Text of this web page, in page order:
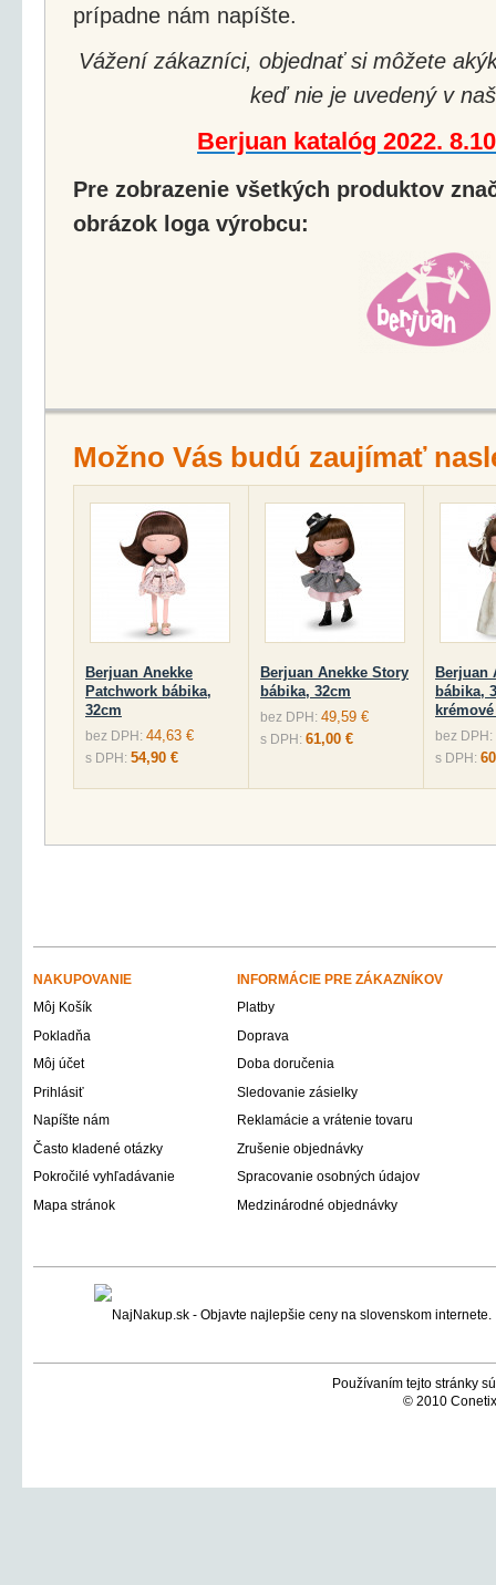
prípadne nám napíšte.
Vážení zákazníci, objednať si môžete
keď nie je uvedený v
Berjuan katalóg 2022.
Pre zobrazenie všetkých produktov
obrázok loga výrobcu:
Možno Vás budú zaujímať
Berjuan Anekke
Patchwork bábika,
32cm
bez DPH: 44,63 €
s DPH: 54,90 €
Berjuan Anekke Story
bábika, 32cm
bez DPH: 49,59 €
s DPH: 61,00 €
Berjuan
bábika,
bez DPH:
s DPH:
NAKUPOVANIE
INFORMÁCIE PRE ZÁKAZNÍKOV
Môj Košík
Platby
Pokladňa
Doprava
Môj účet
Doba doručenia
Prihlásiť
Sledovanie zásielky
Napíšte nám
Reklamácie a vrátenie tovaru
Často kladené otázky
Zrušenie objednávky
Pokročilé vyhľadávanie
Spracovanie osobných údajov
Mapa stránok
Medzinárodné objednávky
Používaním tejto stránky
© 2010